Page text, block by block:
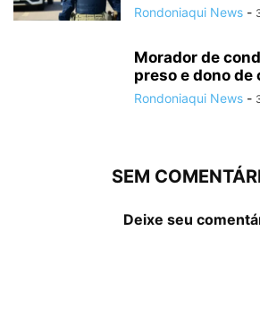
Rondoniaqui News -
Morador de
preso e dono de
Rondoniaqui News -
SEM
Deixe seu